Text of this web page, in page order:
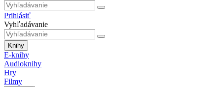
Prihlásiť
Vyhľadávanie
Knihy
E-knihy
Audioknihy
Hry
Filmy